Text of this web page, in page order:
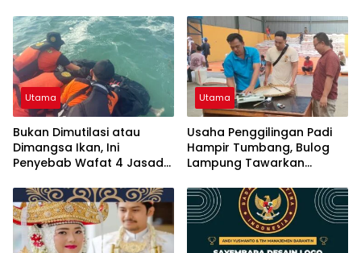
Utama
Bukan Dimutilasi atau
Dimangsa Ikan, Ini
Penyebab Wafat 4 Jasad
Di Pesisir Lampung!
Utama
Usaha Penggilingan Padi
Hampir Tumbang, Bulog
Lampung Tawarkan